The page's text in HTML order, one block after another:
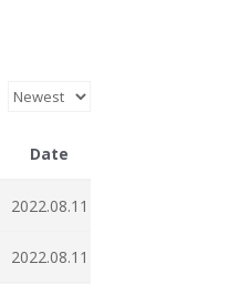
Date
2022.08.11
2022.08.11